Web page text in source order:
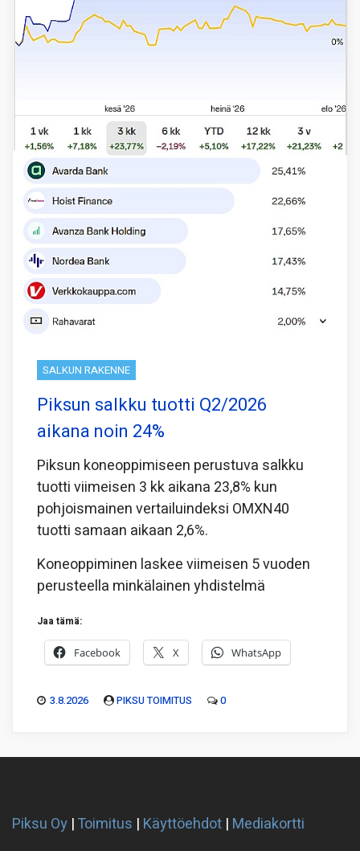
SALKUN RAKENNE
Piksun salkku tuotti Q2/2026
aikana noin 24%
Piksun koneoppimiseen perustuva salkku
tuotti viimeisen 3 kk aikana 23,8% kun
pohjoismainen vertailuindeksi OMXN40
tuotti samaan aikaan 2,6%.
Koneoppiminen laskee viimeisen 5 vuoden
perusteella minkälainen yhdistelmä
Jaa tämä:
Facebook X WhatsApp
3.8.2026 PIKSU TOIMITUS 0
Piksu Oy |Toimitus | Käyttöehdot | Mediakortti